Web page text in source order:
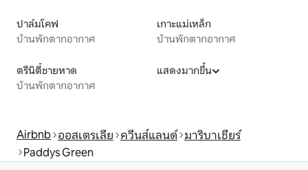
ปาล์มโคฟ
บ้านพักตากอากาศ
เกาะแม่เหล็ก
บ้านพักตากอากาศ
ตรีนิตี้ชายหาด
บ้านพักตากอากาศ
แสดงมากขึ้น
Airbnb ออสเตรเลีย ควีนส์แลนด์ มาริบาเชียร์
Paddys Green